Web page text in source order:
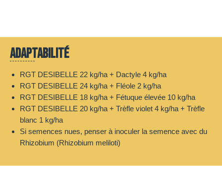
Adaptabilité
RGT DESIBELLE 22 kg/ha + Dactyle 4 kg/ha
RGT DESIBELLE 24 kg/ha + Fléole 2 kg/ha
RGT DESIBELLE 18 kg/ha + Fétuque élevée 10 kg/ha
RGT DESIBELLE 20 kg/ha + Trèfle violet 4 kg/ha + Trèfle
blanc 1 kg/ha
Si semences nues, penser à inoculer la semence avec du
Rhizobium (Rhizobium meliloti)